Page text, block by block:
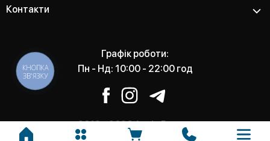
Контакти
Графік роботи:
Пн - Нд: 10:00 - 22:00 год
2012 - 2026 Apple Room -
КНОПКА
ЗВ'ЯЗКУ